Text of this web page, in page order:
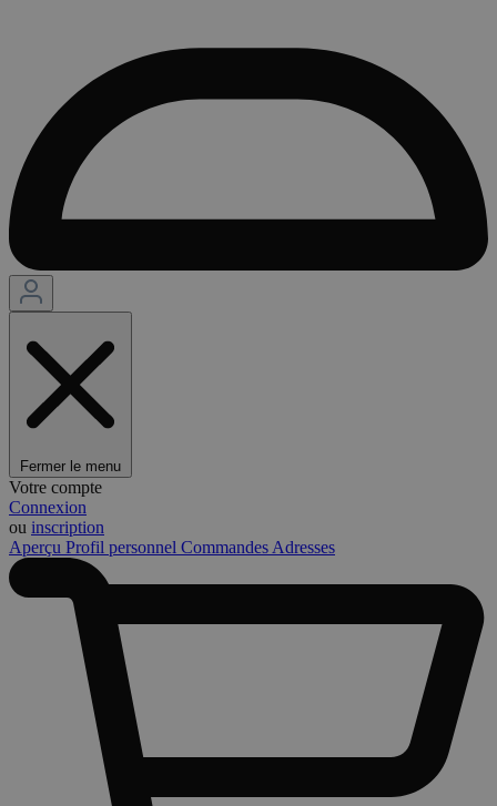
Fermer le menu
Votre compte
Connexion
ou inscription
Aperçu Profil personnel Commandes Adresses